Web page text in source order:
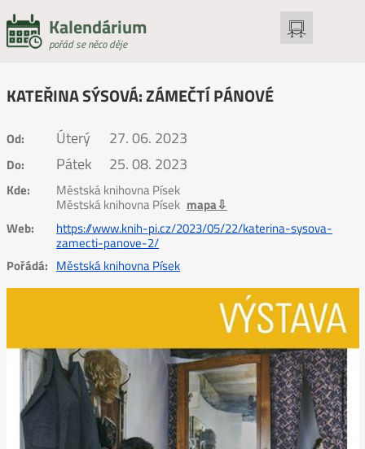
Kalendárium
pořád se něco děje
KATEŘINA SÝSOVÁ: ZÁMEČTÍ PÁNOVÉ
Od: Úterý 27. 06. 2023
Do: Pátek 25. 08. 2023
Kde: Městská knihovna Písek
Městská knihovna Písek mapa⇩
Web:
https://www.knih-pi.cz/2023/05/22/katerina-sysova-
zamecti-panove-2/
Pořádá: Městská knihovna Písek